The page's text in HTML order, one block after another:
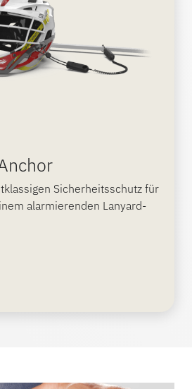
Sicherheitsschutz für
alarmierenden Lanyard-